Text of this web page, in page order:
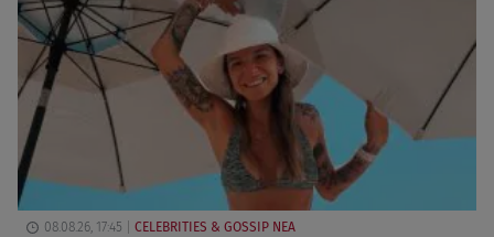
08.08.26, 17:45 CELEBRITIES & GOSSIP ΝΕΑ